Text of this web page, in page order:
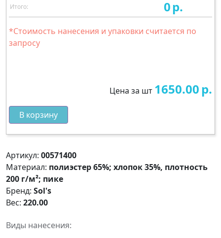
Итого: 0р.
*Стоимость нанесения и упаковки считается по
запросу
Цена за шт 1650.00р.
В корзину
Артикул: 00571400
Материал: полиэстер 65%; хлопок 35%, плотность
200 г/м²; пике
Бренд: Sol's
Вес: 220.00
Виды нанесения: